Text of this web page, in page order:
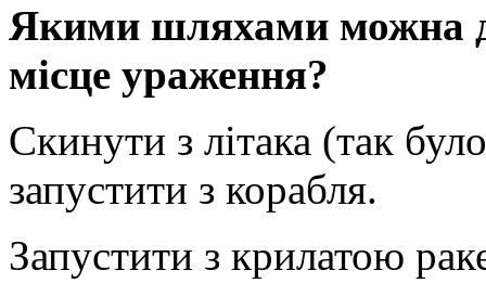
Якими шляхами можна
місце ураження?
Скинути з літака (так
запустити з корабля.
Запустити з крилатою